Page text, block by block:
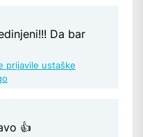
Da bar
prijavile ustaške
👍